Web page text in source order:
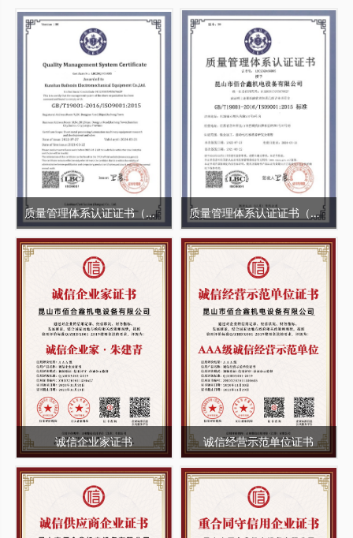
质量管理体系认证证书（英文） 质量管理体系认证证书（中文）
诚信企业家证书 诚信经营示范单位证书